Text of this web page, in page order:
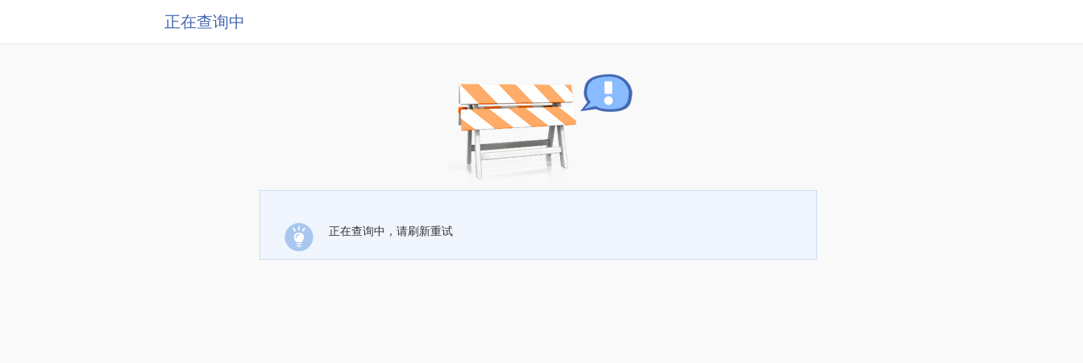
正在查询中
正在查询中，请刷新重试